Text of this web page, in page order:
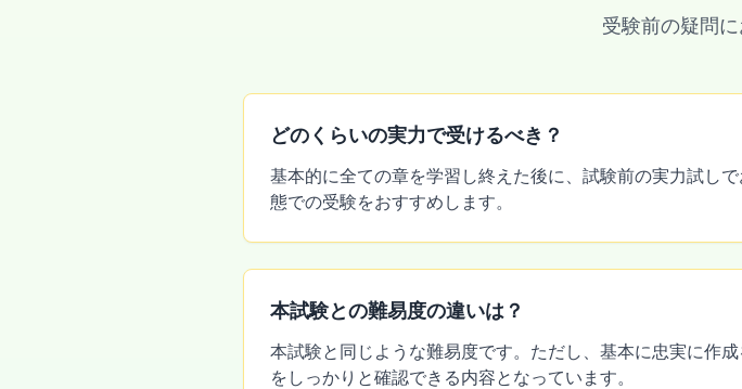
受験前の疑問
どのくらいの実力で受けるべき？
基本的に全ての章を学習し終えた後に、試験前の実力試し
態での受験をおすすめします。
本試験との難易度の違いは？
本試験と同じような難易度です。ただし、基本に忠実に作
をしっかりと確認できる内容となっています。